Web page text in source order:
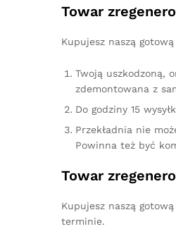
Towar
Kupujesz naszą
Twoją uszkodzoną,
zdemontowana z
Do godziny 15
Przekładnia nie
Powinna też być
Towar
Kupujesz naszą
terminie.